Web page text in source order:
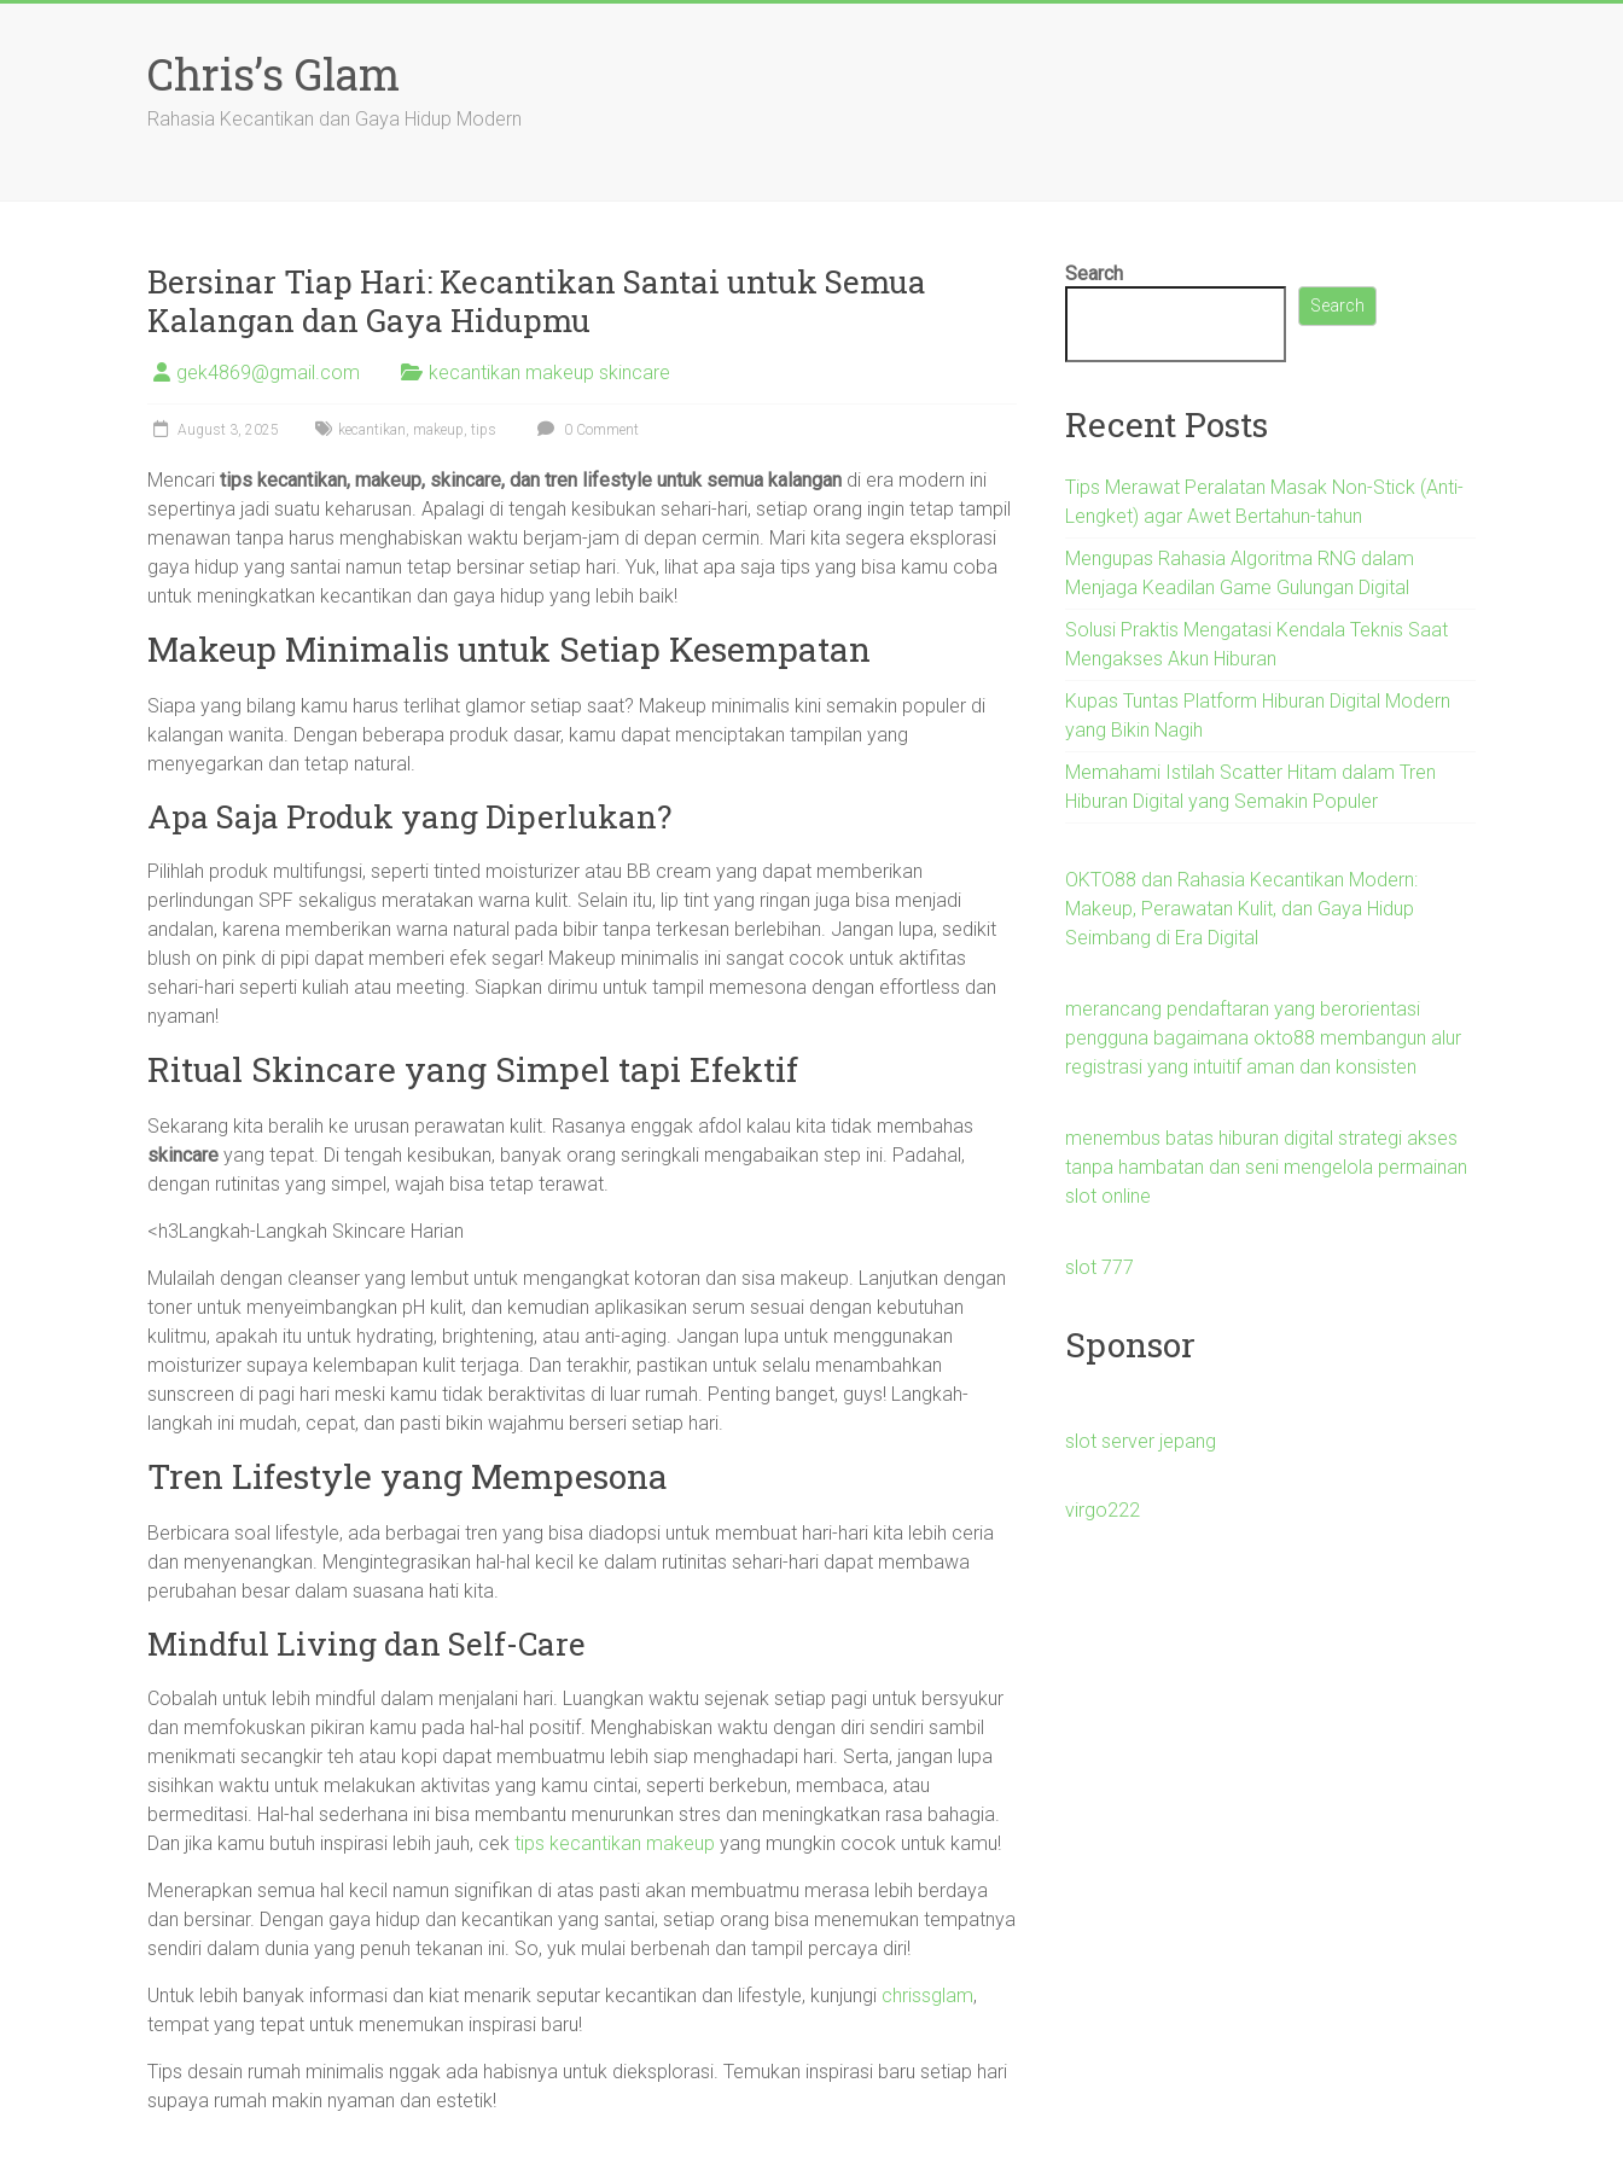
Chris’s Glam
Rahasia Kecantikan dan Gaya Hidup Modern
Bersinar Tiap Hari: Kecantikan Santai untuk Semua
Kalangan dan Gaya Hidupmu
gek4869@gmail.com kecantikan makeup skincare
August 3, 2025 kecantikan, makeup, tips 0 Comment
Mencari tips kecantikan, makeup, skincare, dan tren lifestyle untuk semua kalangan di era modern ini
sepertinya jadi suatu keharusan. Apalagi di tengah kesibukan sehari-hari, setiap orang ingin tetap tampil
menawan tanpa harus menghabiskan waktu berjam-jam di depan cermin. Mari kita segera eksplorasi
gaya hidup yang santai namun tetap bersinar setiap hari. Yuk, lihat apa saja tips yang bisa kamu coba
untuk meningkatkan kecantikan dan gaya hidup yang lebih baik!
Makeup Minimalis untuk Setiap Kesempatan
Siapa yang bilang kamu harus terlihat glamor setiap saat? Makeup minimalis kini semakin populer di
kalangan wanita. Dengan beberapa produk dasar, kamu dapat menciptakan tampilan yang
menyegarkan dan tetap natural.
Apa Saja Produk yang Diperlukan?
Pilihlah produk multifungsi, seperti tinted moisturizer atau BB cream yang dapat memberikan
perlindungan SPF sekaligus meratakan warna kulit. Selain itu, lip tint yang ringan juga bisa menjadi
andalan, karena memberikan warna natural pada bibir tanpa terkesan berlebihan. Jangan lupa, sedikit
blush on pink di pipi dapat memberi efek segar! Makeup minimalis ini sangat cocok untuk aktifitas
sehari-hari seperti kuliah atau meeting. Siapkan dirimu untuk tampil memesona dengan effortless dan
nyaman!
Ritual Skincare yang Simpel tapi Efektif
Sekarang kita beralih ke urusan perawatan kulit. Rasanya enggak afdol kalau kita tidak membahas
skincare yang tepat. Di tengah kesibukan, banyak orang seringkali mengabaikan step ini. Padahal,
dengan rutinitas yang simpel, wajah bisa tetap terawat.
<h3Langkah-Langkah Skincare Harian
Mulailah dengan cleanser yang lembut untuk mengangkat kotoran dan sisa makeup. Lanjutkan dengan
toner untuk menyeimbangkan pH kulit, dan kemudian aplikasikan serum sesuai dengan kebutuhan
kulitmu, apakah itu untuk hydrating, brightening, atau anti-aging. Jangan lupa untuk menggunakan
moisturizer supaya kelembapan kulit terjaga. Dan terakhir, pastikan untuk selalu menambahkan
sunscreen di pagi hari meski kamu tidak beraktivitas di luar rumah. Penting banget, guys! Langkah-
langkah ini mudah, cepat, dan pasti bikin wajahmu berseri setiap hari.
Tren Lifestyle yang Mempesona
Berbicara soal lifestyle, ada berbagai tren yang bisa diadopsi untuk membuat hari-hari kita lebih ceria
dan menyenangkan. Mengintegrasikan hal-hal kecil ke dalam rutinitas sehari-hari dapat membawa
perubahan besar dalam suasana hati kita.
Mindful Living dan Self-Care
Cobalah untuk lebih mindful dalam menjalani hari. Luangkan waktu sejenak setiap pagi untuk bersyukur
dan memfokuskan pikiran kamu pada hal-hal positif. Menghabiskan waktu dengan diri sendiri sambil
menikmati secangkir teh atau kopi dapat membuatmu lebih siap menghadapi hari. Serta, jangan lupa
sisihkan waktu untuk melakukan aktivitas yang kamu cintai, seperti berkebun, membaca, atau
bermeditasi. Hal-hal sederhana ini bisa membantu menurunkan stres dan meningkatkan rasa bahagia.
Dan jika kamu butuh inspirasi lebih jauh, cek tips kecantikan makeup yang mungkin cocok untuk kamu!
Menerapkan semua hal kecil namun signifikan di atas pasti akan membuatmu merasa lebih berdaya
dan bersinar. Dengan gaya hidup dan kecantikan yang santai, setiap orang bisa menemukan tempatnya
sendiri dalam dunia yang penuh tekanan ini. So, yuk mulai berbenah dan tampil percaya diri!
Untuk lebih banyak informasi dan kiat menarik seputar kecantikan dan lifestyle, kunjungi chrissglam,
tempat yang tepat untuk menemukan inspirasi baru!
Tips desain rumah minimalis nggak ada habisnya untuk dieksplorasi. Temukan inspirasi baru setiap hari
supaya rumah makin nyaman dan estetik!
Search
Search
Recent Posts
Tips Merawat Peralatan Masak Non-Stick (Anti-
Lengket) agar Awet Bertahun-tahun
Mengupas Rahasia Algoritma RNG dalam
Menjaga Keadilan Game Gulungan Digital
Solusi Praktis Mengatasi Kendala Teknis Saat
Mengakses Akun Hiburan
Kupas Tuntas Platform Hiburan Digital Modern
yang Bikin Nagih
Memahami Istilah Scatter Hitam dalam Tren
Hiburan Digital yang Semakin Populer
OKTO88 dan Rahasia Kecantikan Modern:
Makeup, Perawatan Kulit, dan Gaya Hidup
Seimbang di Era Digital
merancang pendaftaran yang berorientasi
pengguna bagaimana okto88 membangun alur
registrasi yang intuitif aman dan konsisten
menembus batas hiburan digital strategi akses
tanpa hambatan dan seni mengelola permainan
slot online
slot 777
Sponsor
slot server jepang
virgo222